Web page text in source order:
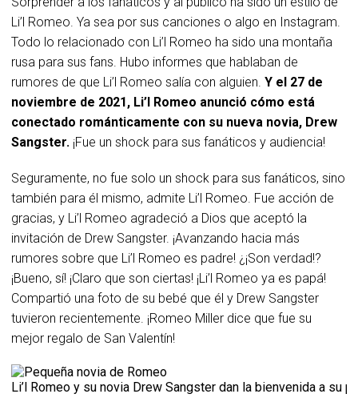
Li’l Romeo. Ya sea por sus canciones o algo en Instagram.
Todo lo relacionado con Li’l Romeo ha sido una montaña
rusa para sus fans. Hubo informes que hablaban de
rumores de que Li’l Romeo salía con alguien. Y el 27 de
noviembre de 2021, Li’l Romeo anunció cómo está
conectado románticamente con su nueva novia, Drew
Sangster. ¡Fue un shock para sus fanáticos y audiencia!
Seguramente, no fue solo un shock para sus fanáticos, sino
también para él mismo, admite Li’l Romeo. Fue acción de
gracias, y Li’l Romeo agradeció a Dios que aceptó la
invitación de Drew Sangster. ¡Avanzando hacia más
rumores sobre que Li’l Romeo es padre! ¿¡Son verdad!?
¡Bueno, sí! ¡Claro que son ciertas! ¡Li’l Romeo ya es papá!
Compartió una foto de su bebé que él y Drew Sangster
tuvieron recientemente. ¡Romeo Miller dice que fue su
mejor regalo de San Valentín!
Li’l Romeo y su novia Drew Sangster dan la bienvenida a su